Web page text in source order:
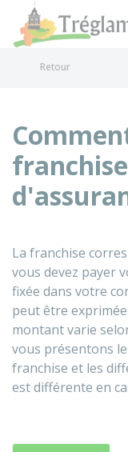
Retour
La franchise
vous devez payer
fixée dans votre
peut être
montant varie
vous présentons
franchise et les
est différente en